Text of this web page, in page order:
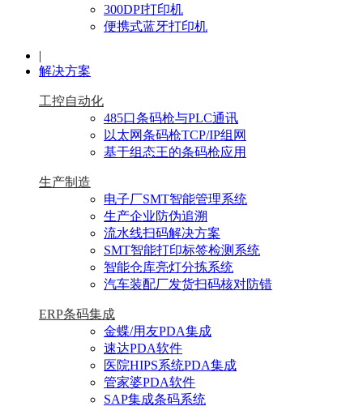
300DPI打印机
便携式蓝牙打印机
|
解决方案
工控自动化
485口条码枪与PLC通讯
以太网条码枪TCP/IP组网
基于组态王的条码枪应用
生产制造
电子厂SMT智能管理系统
生产企业防伪追溯
流水线扫码解决方案
SMT智能打印标签检测系统
智能仓库亮灯分拣系统
汽车装配厂发货扫码核对防错
ERP条码集成
金蝶/用友PDA集成
速达PDA软件
医院HIPS系统PDA集成
管家婆PDA软件
SAP集成条码系统